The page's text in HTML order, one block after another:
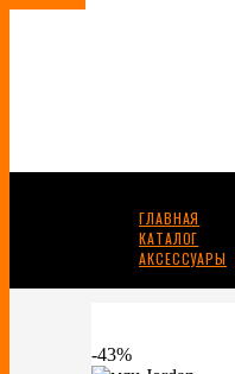
ГЛАВНАЯ
КАТАЛОГ
АКСЕССУАРЫ
-43%